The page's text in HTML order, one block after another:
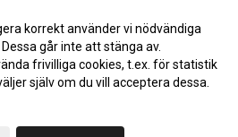
korrekt använder vi nödvändiga
går inte att stänga av.
frivilliga cookies, t.ex. för statistik
själv om du vill acceptera dessa.